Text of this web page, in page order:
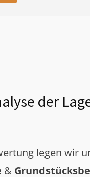
der
legen wir
&